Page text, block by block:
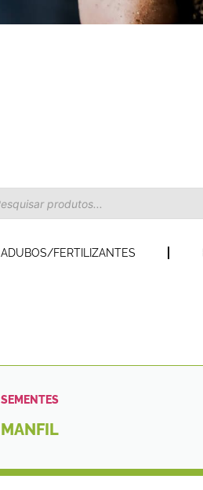
ADUBOS/FERTILIZANTES
SEMENTES
MANFIL